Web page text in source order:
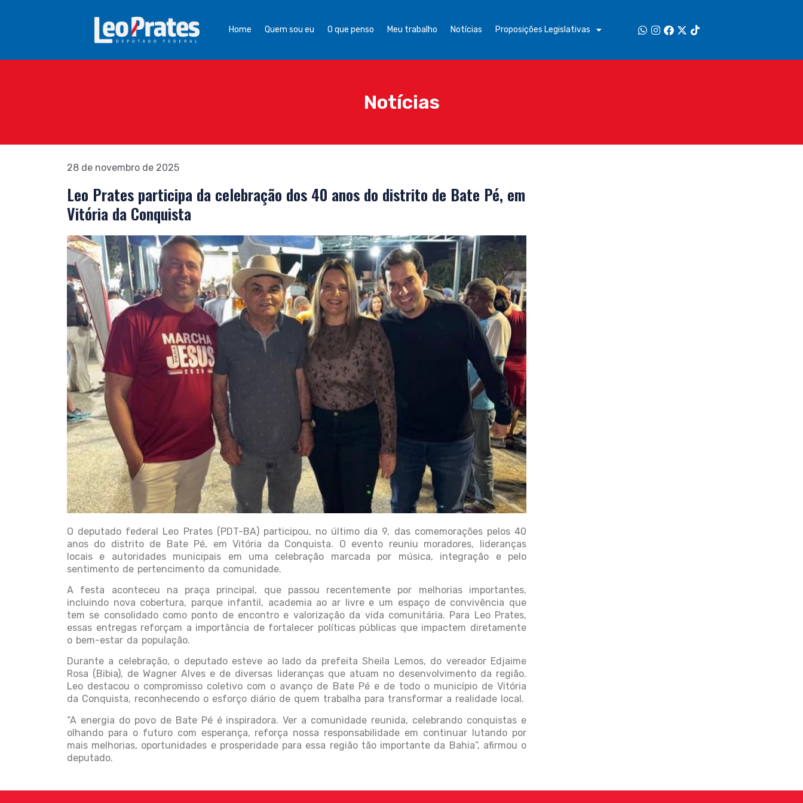
Home Quem sou eu O que penso Meu trabalho Notícias Proposições Legislativas
Notícias
28 de novembro de 2025
Leo Prates participa da celebração dos 40 anos do distrito de Bate Pé, em
Vitória da Conquista
O deputado federal Leo Prates (PDT-BA) participou, no último dia 9, das comemorações pelos 40
anos do distrito de Bate Pé, em Vitória da Conquista. O evento reuniu moradores, lideranças
locais e autoridades municipais em uma celebração marcada por música, integração e pelo
sentimento de pertencimento da comunidade.
A festa aconteceu na praça principal, que passou recentemente por melhorias importantes,
incluindo nova cobertura, parque infantil, academia ao ar livre e um espaço de convivência que
tem se consolidado como ponto de encontro e valorização da vida comunitária. Para Leo Prates,
essas entregas reforçam a importância de fortalecer políticas públicas que impactem diretamente
o bem-estar da população.
Durante a celebração, o deputado esteve ao lado da prefeita Sheila Lemos, do vereador Edjaime
Rosa (Bibia), de Wagner Alves e de diversas lideranças que atuam no desenvolvimento da região.
Leo destacou o compromisso coletivo com o avanço de Bate Pé e de todo o município de Vitória
da Conquista, reconhecendo o esforço diário de quem trabalha para transformar a realidade local.
“A energia do povo de Bate Pé é inspiradora. Ver a comunidade reunida, celebrando conquistas e
olhando para o futuro com esperança, reforça nossa responsabilidade em continuar lutando por
mais melhorias, oportunidades e prosperidade para essa região tão importante da Bahia”, afirmou o
deputado.